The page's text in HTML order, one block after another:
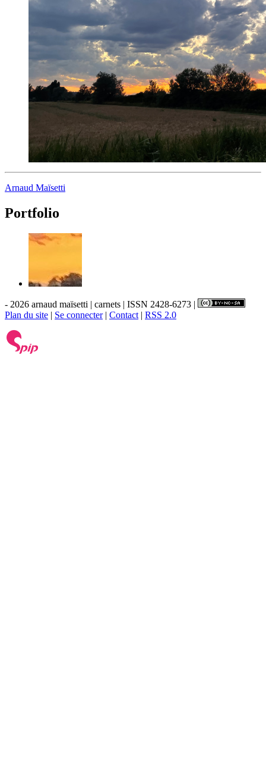
Arnaud Maïsetti
Portfolio
- 2026 arnaud maïsetti | carnets | ISSN 2428-6273 |
Plan du site | Se connecter| Contact | RSS 2.0